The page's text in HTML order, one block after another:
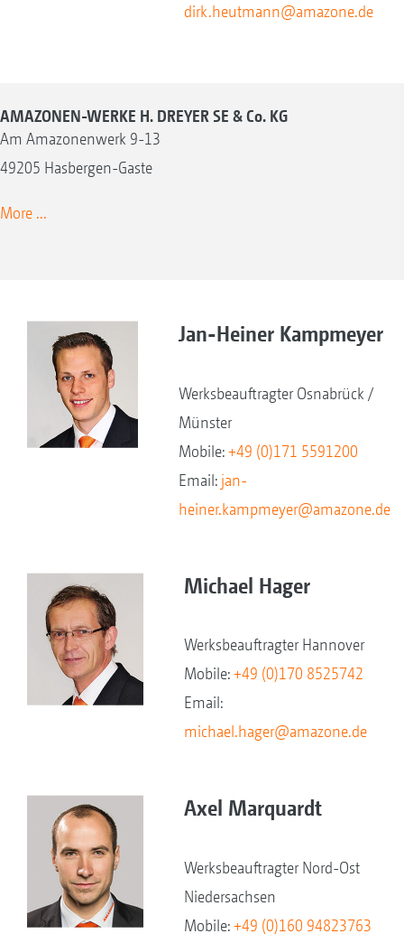
dirk.heutmann@amazone.de
AMAZONEN-WERKE H. DREYER SE & Co. KG
Am Amazonenwerk 9-13
49205 Hasbergen-Gaste
More ...
Jan-Heiner Kampmeyer
Werksbeauftragter Osnabrück /
Münster
Mobile:+49 (0)171 5591200
Email: jan-
heiner.kampmeyer@amazone.de
Michael Hager
Werksbeauftragter Hannover
Mobile:+49 (0)170 8525742
Email:
michael.hager@amazone.de
Axel Marquardt
Werksbeauftragter Nord-Ost
Niedersachsen
Mobile:+49 (0)160 94823763